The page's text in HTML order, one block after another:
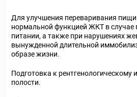
Для улучшения переваривания пищи
нормальной функцией ЖКТ в случае
питании, а также при нарушениях
вынужденной длительной
образе жизни.
Подготовка к
полости.